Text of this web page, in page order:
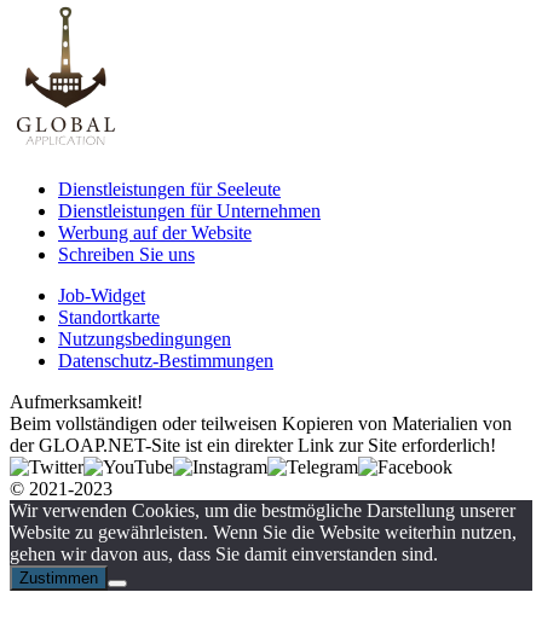
Dienstleistungen für Seeleute
Dienstleistungen für Unternehmen
Werbung auf der Website
Schreiben Sie uns
Job-Widget
Standortkarte
Nutzungsbedingungen
Datenschutz-Bestimmungen
Aufmerksamkeit!
Beim vollständigen oder teilweisen Kopieren von Materialien von
der GLOAP.NET-Site ist ein direkter Link zur Site erforderlich!
© 2021-2023
Wir verwenden Cookies, um die bestmögliche Darstellung unserer
Website zu gewährleisten. Wenn Sie die Website weiterhin nutzen,
gehen wir davon aus, dass Sie damit einverstanden sind.
Zustimmen